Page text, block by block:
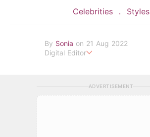
Celebrities Styles
By Sonia on 21 Aug 2022
Digital Editor
ADVERTISEMENT